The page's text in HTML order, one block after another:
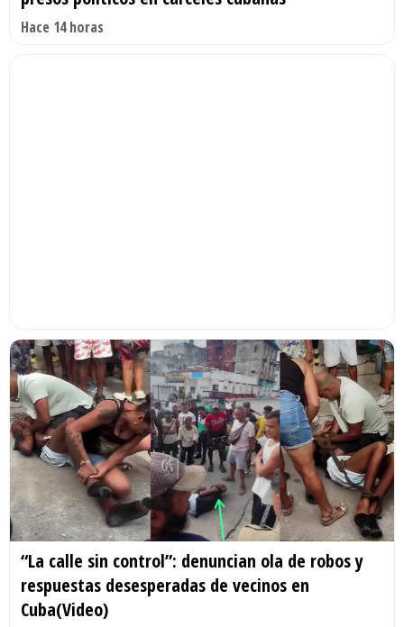
Hace 14 horas
“La calle sin control”: denuncian ola de robos y
respuestas desesperadas de vecinos en
Cuba(Video)